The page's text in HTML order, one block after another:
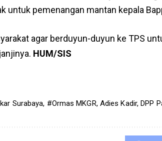
untuk pemenangan mantan kepala
agar berduyun-duyun ke TPS
HUM/SIS
Surabaya, #Ormas MKGR, Adies Kadir,DPP